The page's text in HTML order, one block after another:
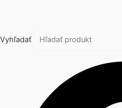
Vyhľadať